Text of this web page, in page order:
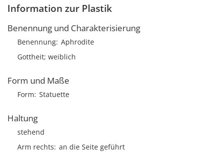
Information zur Plastik
Benennung und Charakterisierung
Benennung Aphrodite
Gottheit; weiblich
Form und Maße
Form Statuette
Haltung
stehend
Arm rechts an die Seite geführt